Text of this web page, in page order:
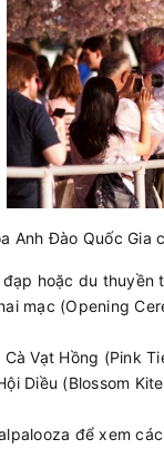
Anh Đào Quốc
hoặc du thuyền
mạc (Opening
Vạt Hồng (Pink
Diều (Blossom
để xem